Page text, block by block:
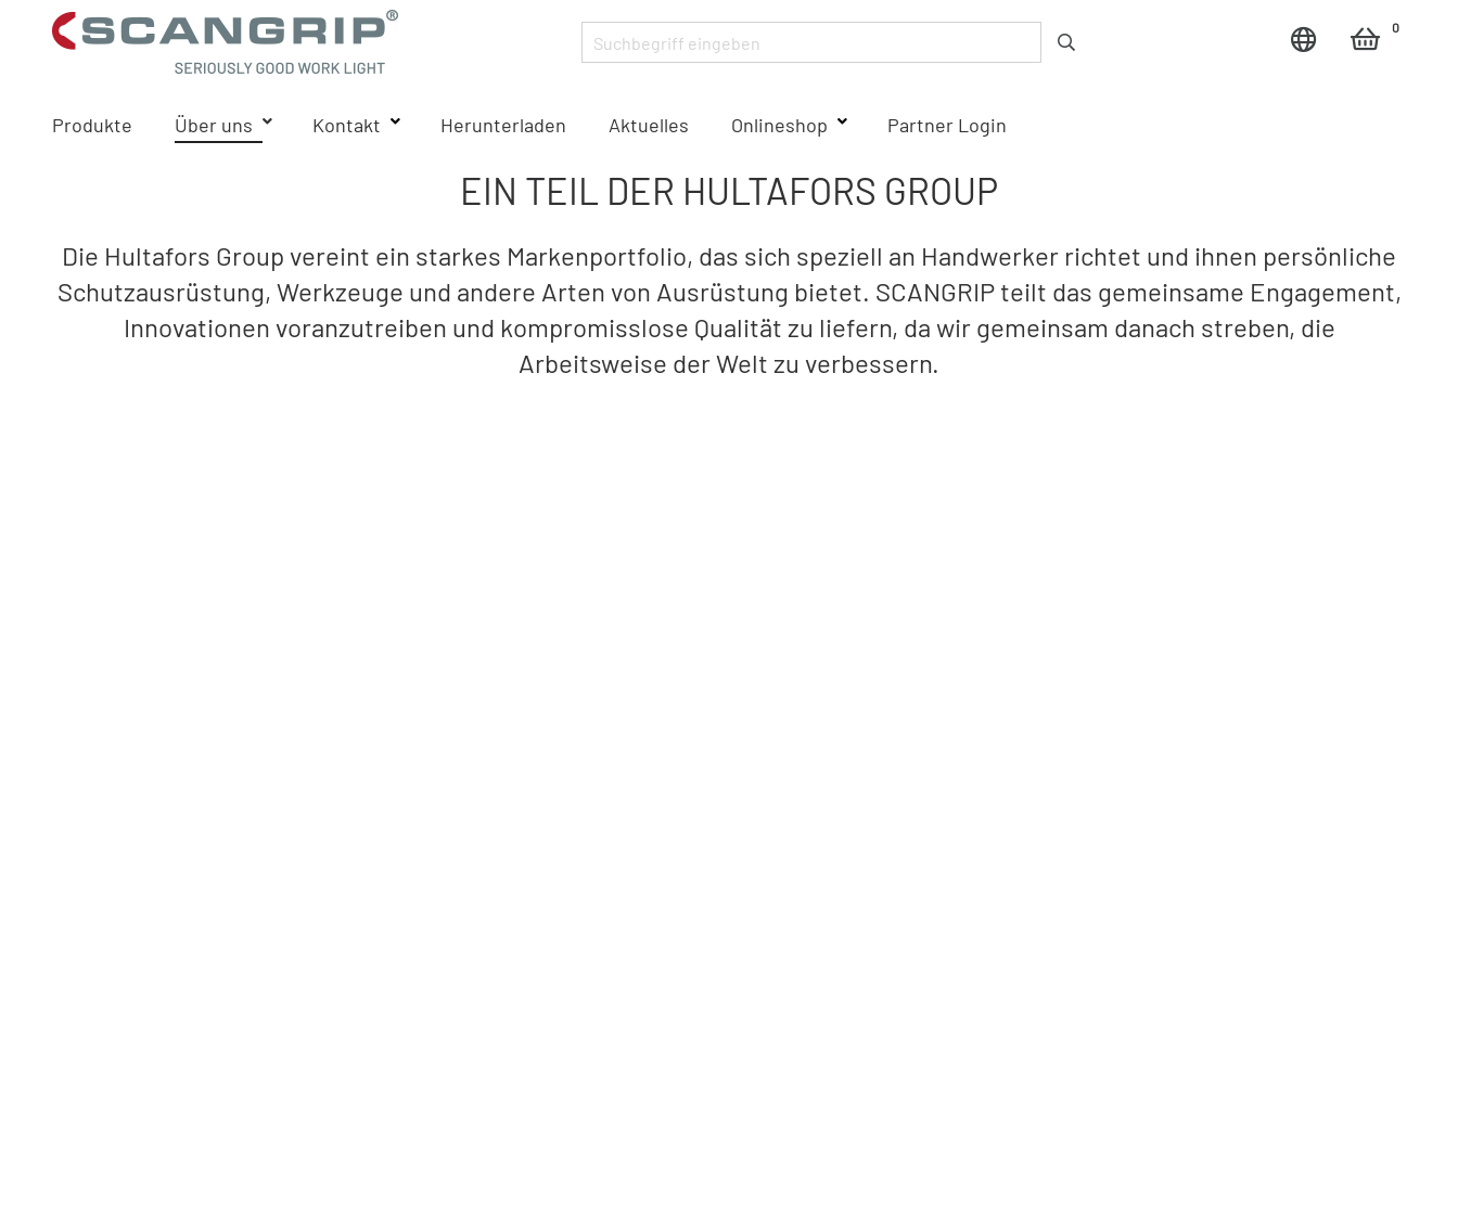
0
Produkte Über uns Kontakt Herunterladen Aktuelles Onlineshop Partner Login
EIN TEIL DER HULTAFORS GROUP
Die Hultafors Group vereint ein starkes Markenportfolio, das sich speziell an Handwerker richtet und ihnen persönliche
Schutzausrüstung, Werkzeuge und andere Arten von Ausrüstung bietet. SCANGRIP teilt das gemeinsame Engagement,
Innovationen voranzutreiben und kompromisslose Qualität zu liefern, da wir gemeinsam danach streben, die
Arbeitsweise der Welt zu verbessern.